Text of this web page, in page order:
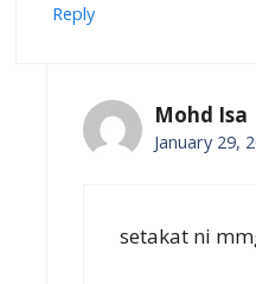
Reply
Mohd Isa
January 29,
setakat ni